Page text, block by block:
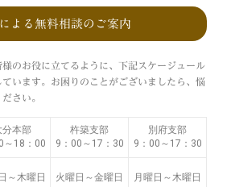
よる無料相談のご案内
のお役に立てるように、下記スケージュール
います。お困りのことがございましたら、悩
さい。
分本部
～18：00
杵築支部
9：00～17：30
別府支部
9：00～17：30
～木曜日 火曜日～金曜日 月曜日～木曜日